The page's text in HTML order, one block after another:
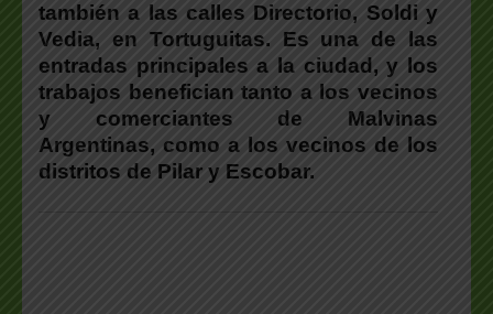
también a las calles Directorio, Soldi y
Vedia, en Tortuguitas. Es una de las
entradas principales a la ciudad, y los
trabajos benefician tanto a los vecinos
y comerciantes de Malvinas
Argentinas, como a los vecinos de los
distritos de Pilar y Escobar.